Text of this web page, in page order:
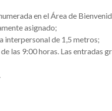
en el Área de
asignado;
interpersonal de 1,5 metros;
las 9:00 horas. Las entradas